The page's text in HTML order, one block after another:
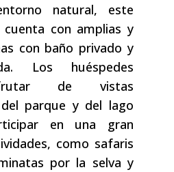
natural, este
con amplias y
con baño privado y
Los huéspedes
de vistas
parque y del lago
en una gran
como safaris
por la selva y